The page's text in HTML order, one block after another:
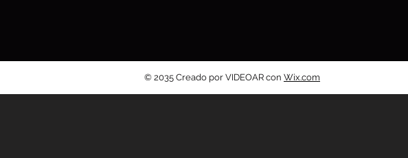
© 2035 Creado por VIDEOAR con Wix.com